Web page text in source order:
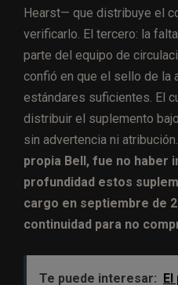
Hearst— que distribuye el
verificarlo. El tercero: la
parte del equipo de
confió en que el sello de la
estándares suficientes. El
distribuir el suplemento
sin advertencia ni atribución.
propia Bell, fue no haber
profundidad estos
cargo en septiembre de
continuidad para no
Te puede interesar: El